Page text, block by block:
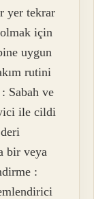
yer tekrar
için
uygun
rutini
Sabah ve
ile cildi
bir veya
: